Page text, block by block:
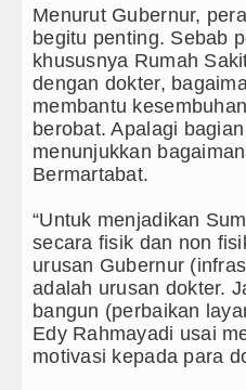
Kesenian Jakarta
Rute Jakarta-
di Perth Selasa 11
Penalti Lawan Borussia
Atletico Madrid Laga
SDM Kesehatan
POUK Chapel USU
Menurut Gubernur,
begitu penting. Sebab
khususnya Rumah
dengan dokter,
membantu
berobat. Apalagi
menunjukkan
Bermartabat.
“Untuk menjadikan
secara fisik dan non
urusan Gubernur
adalah urusan dokter.
bangun (perbaikan
Edy Rahmayadi usai
motivasi kepada para